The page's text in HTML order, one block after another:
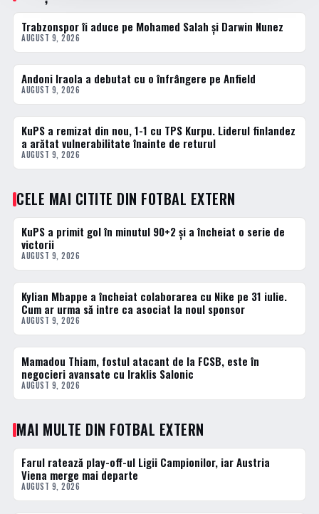
FOTBAL EXTERN
Trabzonspor îi aduce pe Mohamed Salah și Darwin Nunez
AUGUST 9, 2026
FOTBAL EXTERN
Andoni Iraola a debutat cu o înfrângere pe Anfield
AUGUST 9, 2026
FOTBAL EXTERN
KuPS a remizat din nou, 1-1 cu TPS Kurpu. Liderul finlandez
a arătat vulnerabilitate înainte de returul
AUGUST 9, 2026
CELE MAI CITITE DIN FOTBAL EXTERN
1 · TOP
KuPS a primit gol în minutul 90+2 și a încheiat o serie de
victorii
AUGUST 9, 2026
2 · TOP
Kylian Mbappe a încheiat colaborarea cu Nike pe 31 iulie.
Cum ar urma să intre ca asociat la noul sponsor
AUGUST 9, 2026
3 · TOP
Mamadou Thiam, fostul atacant de la FCSB, este în
negocieri avansate cu Iraklis Salonic
AUGUST 9, 2026
MAI MULTE DIN FOTBAL EXTERN
FOTBAL EXTERN
Farul ratează play-off-ul Ligii Campionilor, iar Austria
Viena merge mai departe
AUGUST 9, 2026